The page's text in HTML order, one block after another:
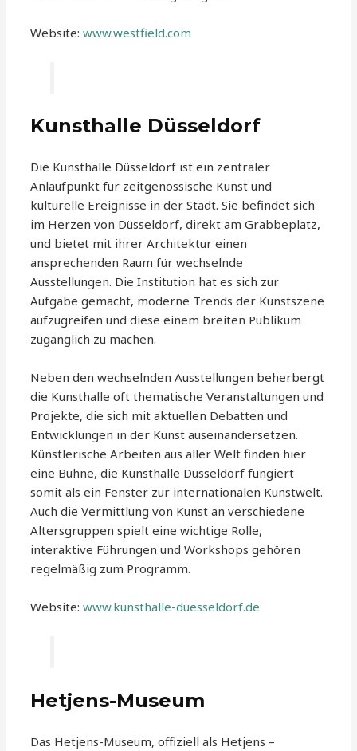
Website:www.westfield.com
Kunsthalle Düsseldorf
Die Kunsthalle Düsseldorf ist ein zentraler
Anlaufpunkt für zeitgenössische Kunst und
kulturelle Ereignisse in der Stadt. Sie befindet sich
im Herzen von Düsseldorf, direkt am Grabbeplatz,
und bietet mit ihrer Architektur einen
ansprechenden Raum für wechselnde
Ausstellungen. Die Institution hat es sich zur
Aufgabe gemacht, moderne Trends der Kunstszene
aufzugreifen und diese einem breiten Publikum
zugänglich zu machen.
Neben den wechselnden Ausstellungen beherbergt
die Kunsthalle oft thematische Veranstaltungen und
Projekte, die sich mit aktuellen Debatten und
Entwicklungen in der Kunst auseinandersetzen.
Künstlerische Arbeiten aus aller Welt finden hier
eine Bühne, die Kunsthalle Düsseldorf fungiert
somit als ein Fenster zur internationalen Kunstwelt.
Auch die Vermittlung von Kunst an verschiedene
Altersgruppen spielt eine wichtige Rolle,
interaktive Führungen und Workshops gehören
regelmäßig zum Programm.
Website:www.kunsthalle-duesseldorf.de
Hetjens-Museum
Das Hetjens-Museum, offiziell als Hetjens –